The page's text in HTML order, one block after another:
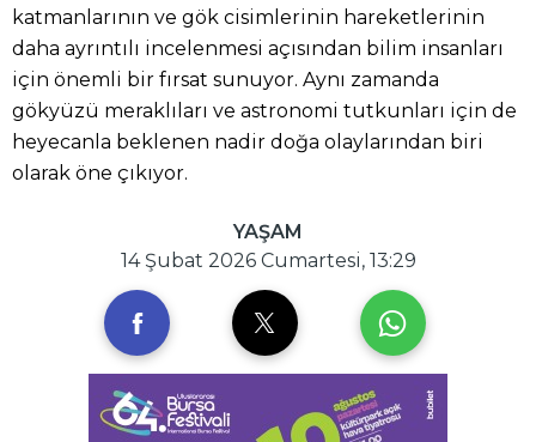
katmanlarının ve gök cisimlerinin hareketlerinin
daha ayrıntılı incelenmesi açısından bilim insanları
için önemli bir fırsat sunuyor. Aynı zamanda
gökyüzü meraklıları ve astronomi tutkunları için de
heyecanla beklenen nadir doğa olaylarından biri
olarak öne çıkıyor.
YAŞAM
14 Şubat 2026 Cumartesi, 13:29